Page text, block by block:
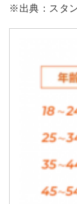
※出典：スタ